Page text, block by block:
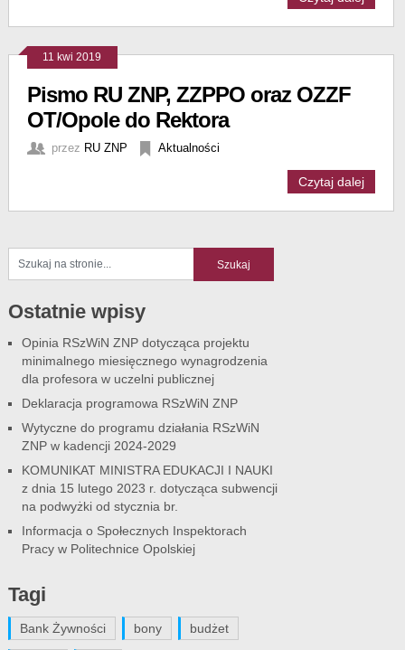
11 kwi 2019
Pismo RU ZNP, ZZPPO oraz OZZF
OT/Opole do Rektora
przez RU ZNP Aktualności
Czytaj dalej
Ostatnie wpisy
Opinia RSzWiN ZNP dotycząca projektu
minimalnego miesięcznego wynagrodzenia
dla profesora w uczelni publicznej
Deklaracja programowa RSzWiN ZNP
Wytyczne do programu działania RSzWiN
ZNP w kadencji 2024-2029
KOMUNIKAT MINISTRA EDUKACJI I NAUKI
z dnia 15 lutego 2023 r. dotycząca subwencji
na podwyżki od stycznia br.
Informacja o Społecznych Inspektorach
Pracy w Politechnice Opolskiej
Tagi
Bank Żywności bony budżet